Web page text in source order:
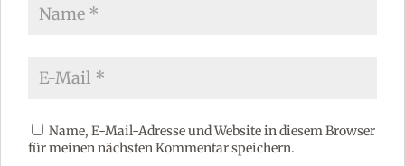
Name, E-Mail-Adresse und Website in diesem Browser
für meinen nächsten Kommentar speichern.